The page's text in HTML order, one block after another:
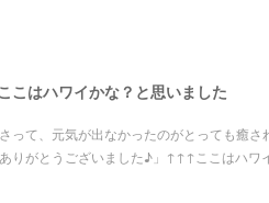
こはハワイかな？と思いました
って、元気が出なかったのがとっても癒さ
りがとうございました♪」↑↑↑ここはハワ